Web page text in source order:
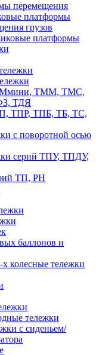
перемещения
платформы
грузов
платформы
ТММ, ТМС,
ТДЯ
ТПР, ТПБ, ТБ, ТС,
с поворотной осью
серий ТПУ, ТПДУ,
ТП, PH
баллонов и
колесные тележки
тележки
с сиденьем/